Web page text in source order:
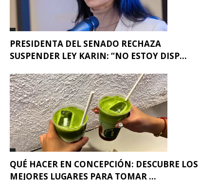
PRESIDENTA DEL SENADO RECHAZA
SUSPENDER LEY KARIN: “NO ESTOY DISP...
QUÉ HACER EN CONCEPCIÓN: DESCUBRE LOS
MEJORES LUGARES PARA TOMAR ...